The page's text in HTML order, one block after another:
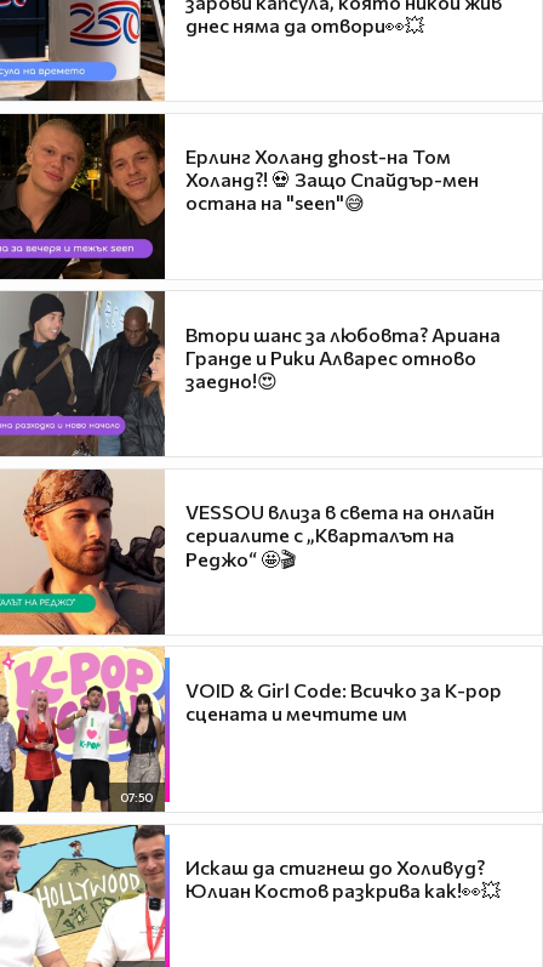
днес няма да отвори👀💥
Ерлинг Холанд ghost-на Том
Холанд?! 💀 Защо Спайдър-мен
остана на "seen"😅
Втори шанс за любовта? Ариана
Гранде и Рики Алварес отново
заедно!😍
VESSOU влиза в света на онлайн
сериалите с „Кварталът на
Реджо“ 🤩🎬
07:50
VOID & Girl Code: Всичко за K-pop
сцената и мечтите им
Искаш да стигнеш до Холивуд?
Юлиан Костов разкрива как!👀💥